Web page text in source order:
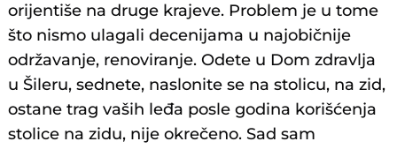
orijentiše na druge krajeve. Problem je u tome
što nismo ulagali decenijama u najobičnije
održavanje, renoviranje. Odete u Dom zdravlja
u Šileru, sednete, naslonite se na stolicu, na zid,
ostane trag vaših leđa posle godina korišćenja
stolice na zidu, nije okrečeno. Sad sam